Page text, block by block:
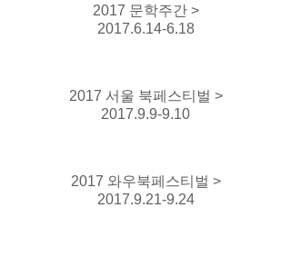
2017 문학주간 >
2017.6.14-6.18
2017 서울 북페스티벌 >
2017.9.9-9.10
2017 와우북페스티벌 >
2017.9.21-9.24